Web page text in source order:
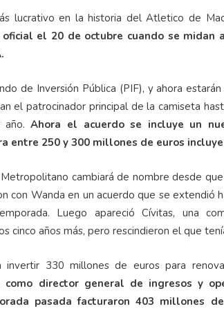
lucrativo en la historia del Atletico de
el 20 de octubre cuando se midan
de Inversión Pública (PIF), y ahora
el patrocinador principal de la camiseta
año.Ahora el acuerdo se incluye un
entre 250 y 300 millones de euros
cambiará de nombre desde
con Wanda en un acuerdo que se extendió
Luego apareció Cívitas, una
cinco años más, pero rescindieron el que
330 millones de euros para
como director general de ingresos y
pasada facturaron 403 millones